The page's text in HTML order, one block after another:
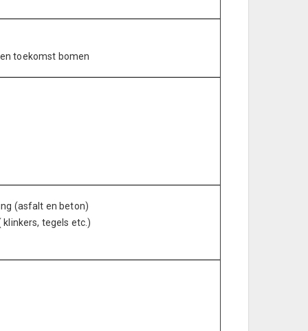
toekomst bomen
(asfalt en beton)
tegels etc.)